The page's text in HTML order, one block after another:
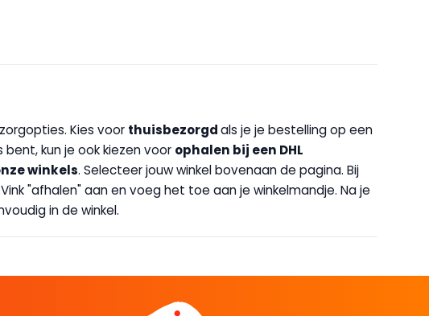
Kies voor thuisbezorgdals je je bestelling op een
kun je ook kiezen voor ophalen bij een DHL
winkels. Selecteer jouw winkel bovenaan de pagina. Bij
"afhalen" aan en voeg het toe aan je winkelmandje. Na je
in de winkel.